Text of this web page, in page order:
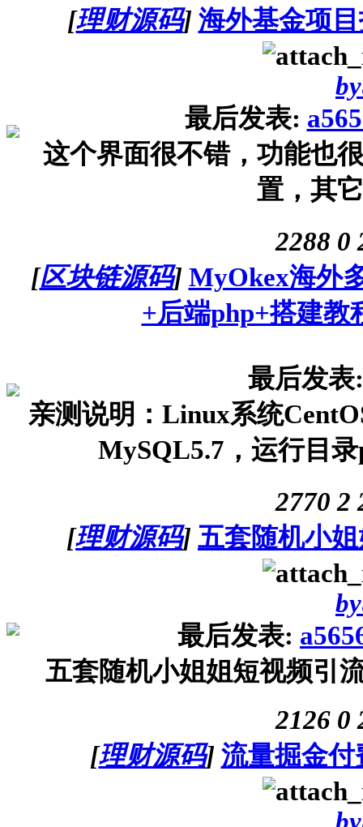
[理财源码] 海外基金项
by
最后发表:
这个界面很不错，功能也
置，其
2288 0
[区块链源码] MyOkex海外
+后端php+搭建教
最后发
亲测说明：Linux系统
MySQL5.7，运行目
2770 2
[理财源码] 五套随机小
by
最后发表:
五套随机小姐姐短视频引
2126 0
[理财源码] 流量掘金